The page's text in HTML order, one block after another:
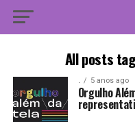
All posts
. 5 anos ago
Orgulho